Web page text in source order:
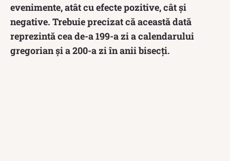
evenimente, atât cu efecte pozitive, cât și
negative. Trebuie precizat că această dată
reprezintă cea de-a 199-a zi a calendarului
gregorian și a 200-a zi în anii bisecți.